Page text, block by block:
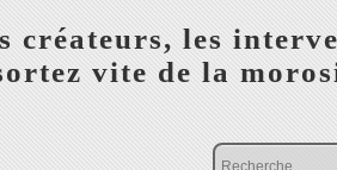
créateurs, les
vite de la